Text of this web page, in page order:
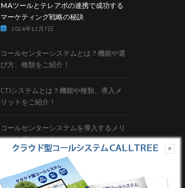
MAツールとテレアポの連携で成功する
マーケティング戦略の秘訣
2024年12月7日
コールセンターシステムとは？機能や選
び方、種類をご紹介！
CTIシステムとは？機能や種類、導入メ
リットをご紹介！
コールセンターシステムを導入するメリ
ットとデメリット
コールセンターの言葉遣いを総ざらい！
×